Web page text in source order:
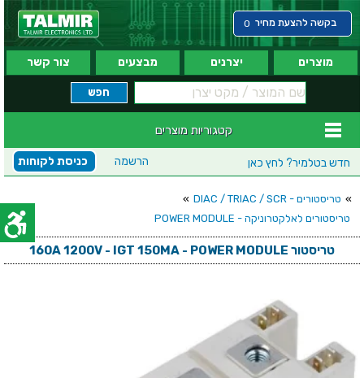
בקשה להצעת מחיר 0
מוצרים יצרנים מבצעים צור קשר
קטגוריות מוצרים
חדש בטלמיר? לחץ כאן כניסת לקוחות הרשמה
» טריסטורים - DIAC / TRIAC / SCR
»
טריסטורים לאלקטרוניקה - POWER MODULE
טריסטור 160A 1200V - IGT 150MA - POWER MODULE